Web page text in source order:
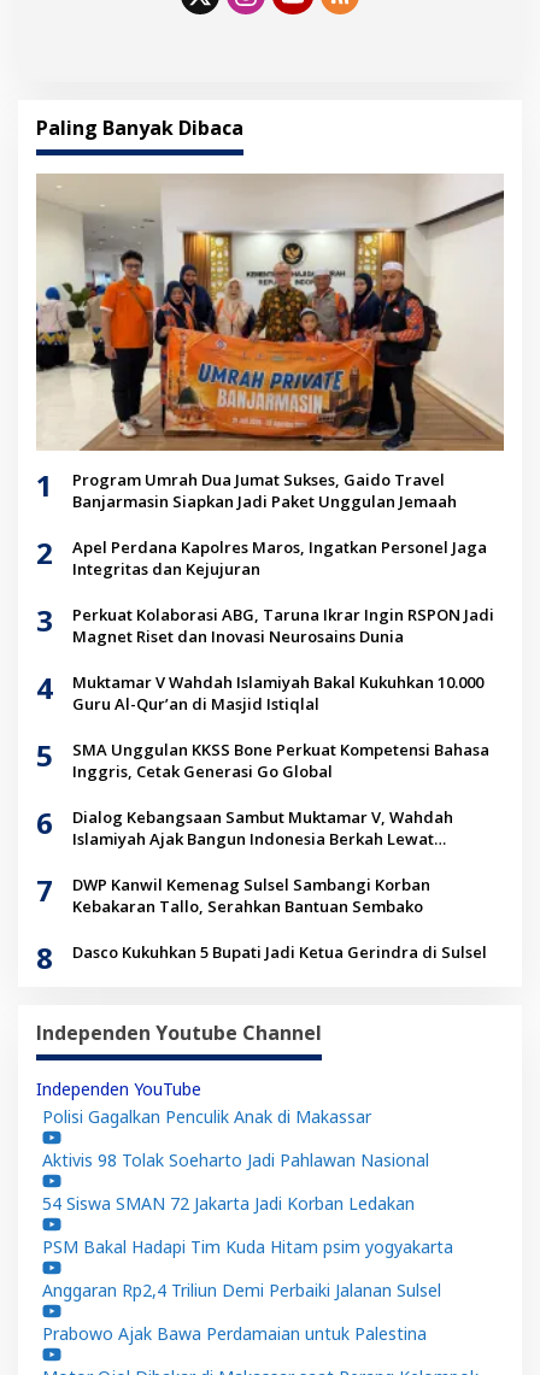
Paling Banyak Dibaca
1
Program Umrah Dua Jumat Sukses, Gaido Travel
Banjarmasin Siapkan Jadi Paket Unggulan Jemaah
2
Apel Perdana Kapolres Maros, Ingatkan Personel Jaga
Integritas dan Kejujuran
3
Perkuat Kolaborasi ABG, Taruna Ikrar Ingin RSPON Jadi
Magnet Riset dan Inovasi Neurosains Dunia
4
Muktamar V Wahdah Islamiyah Bakal Kukuhkan 10.000
Guru Al-Qur’an di Masjid Istiqlal
5
SMA Unggulan KKSS Bone Perkuat Kompetensi Bahasa
Inggris, Cetak Generasi Go Global
6
Dialog Kebangsaan Sambut Muktamar V, Wahdah
Islamiyah Ajak Bangun Indonesia Berkah Lewat
7
DWP Kanwil Kemenag Sulsel Sambangi Korban
Kebakaran Tallo, Serahkan Bantuan Sembako
8 Dasco Kukuhkan 5 Bupati Jadi Ketua Gerindra di Sulsel
Independen Youtube Channel
Independen YouTube
Polisi Gagalkan Penculik Anak di Makassar
Aktivis 98 Tolak Soeharto Jadi Pahlawan Nasional
54 Siswa SMAN 72 Jakarta Jadi Korban Ledakan
PSM Bakal Hadapi Tim Kuda Hitam psim yogyakarta
Anggaran Rp2,4 Triliun Demi Perbaiki Jalanan Sulsel
Prabowo Ajak Bawa Perdamaian untuk Palestina